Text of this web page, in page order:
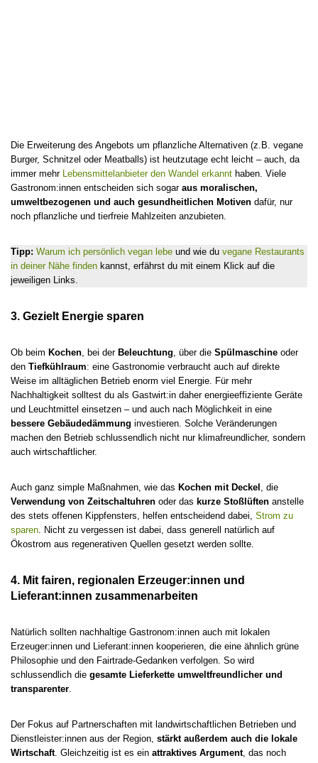
Die Erweiterung des Angebots um pflanzliche Alternativen (z.B. vegane
Burger, Schnitzel oder Meatballs) ist heutzutage echt leicht – auch, da
immer mehr Lebensmittelanbieter den Wandel erkannt haben. Viele
Gastronom:innen entscheiden sich sogar aus moralischen,
umweltbezogenen und auch gesundheitlichen Motiven dafür, nur
noch pflanzliche und tierfreie Mahlzeiten anzubieten.
Tipp: Warum ich persönlich vegan lebe und wie du vegane Restaurants
in deiner Nähe finden kannst, erfährst du mit einem Klick auf die
jeweiligen Links.
3. Gezielt Energie sparen
Ob beim Kochen, bei der Beleuchtung, über die Spülmaschine oder
den Tiefkühlraum: eine Gastronomie verbraucht auch auf direkte
Weise im alltäglichen Betrieb enorm viel Energie. Für mehr
Nachhaltigkeit solltest du als Gastwirt:in daher energieeffiziente Geräte
und Leuchtmittel einsetzen – und auch nach Möglichkeit in eine
bessere Gebäudedämmung investieren. Solche Veränderungen
machen den Betrieb schlussendlich nicht nur klimafreundlicher, sondern
auch wirtschaftlicher.
Auch ganz simple Maßnahmen, wie das Kochen mit Deckel , die
Verwendung von Zeitschaltuhren oder das kurze Stoßlüften anstelle
des stets offenen Kippfensters, helfen entscheidend dabei, Strom zu
sparen. Nicht zu vergessen ist dabei, dass generell natürlich auf
Ökostrom aus regenerativen Quellen gesetzt werden sollte.
4. Mit fairen, regionalen Erzeuger:innen und
Lieferant:innen zusammenarbeiten
Natürlich sollten nachhaltige Gastronom:innen auch mit lokalen
Erzeuger:innen und Lieferant:innen kooperieren, die eine ähnlich grüne
Philosophie und den Fairtrade-Gedanken verfolgen. So wird
schlussendlich die gesamte Lieferkette umweltfreundlicher und
transparenter.
Der Fokus auf Partnerschaften mit landwirtschaftlichen Betrieben und
Dienstleister:innen aus der Region, stärkt außerdem auch die lokale
Wirtschaft. Gleichzeitig ist es ein attraktives Argument, das noch